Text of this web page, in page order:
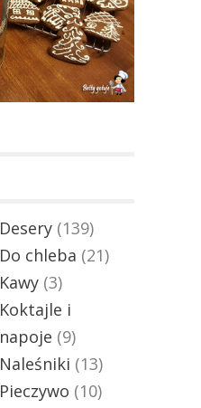
Desery (139)
Do chleba (21)
Kawy (3)
Koktajle i
napoje (9)
Naleśniki (13)
Pieczywo (10)